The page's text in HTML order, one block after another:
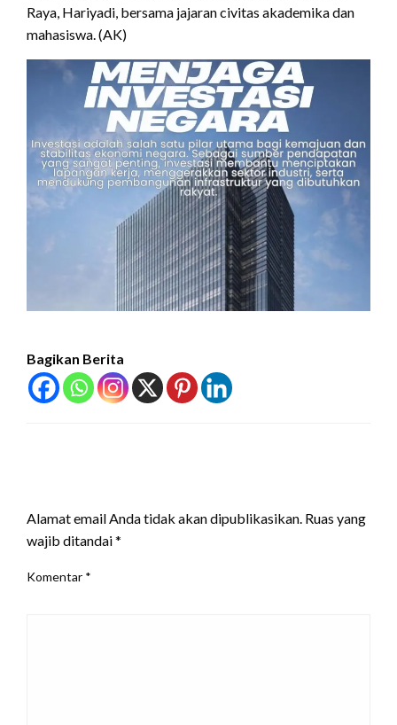
Raya, Hariyadi, bersama jajaran civitas akademika dan
mahasiswa. (AK)
Bagikan Berita
Alamat email Anda tidak akan dipublikasikan. Ruas yang
wajib ditandai*
Komentar *